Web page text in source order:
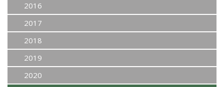
2016
2017
2018
2019
2020